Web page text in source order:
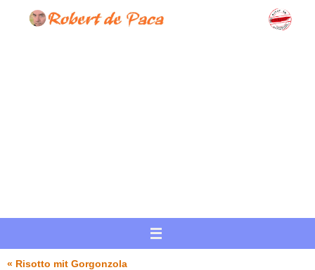
« Risotto mit Gorgonzola